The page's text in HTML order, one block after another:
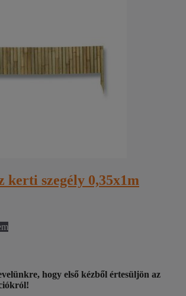
kerti szegély 0,35x1m
hogy első kézből értesüljön az